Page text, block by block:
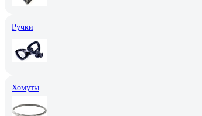
Ручки
Хомуты